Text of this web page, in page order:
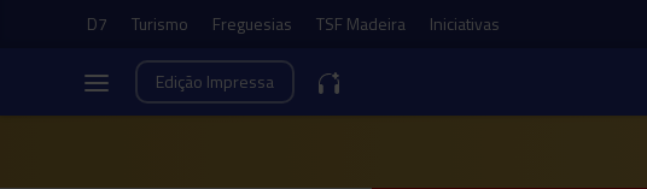
D7 Turismo Freguesias TSF Madeira Iniciativas
Edição Impressa